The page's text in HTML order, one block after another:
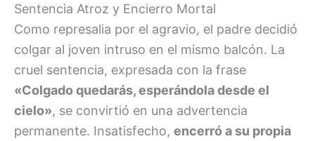
Sentencia Atroz y Encierro Mortal
Como represalia por el agravio, el padre decidió
colgar al joven intruso en el mismo balcón. La
cruel sentencia, expresada con la frase
«Colgado quedarás, esperándola desde el
cielo», se convirtió en una advertencia
permanente. Insatisfecho, encerró a su propia